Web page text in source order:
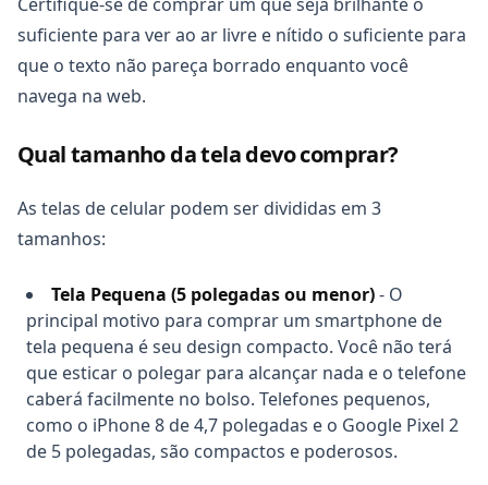
suficiente para ver ao ar livre e nítido o suficiente para
que o texto não pareça borrado enquanto você
navega na web.
Qual tamanho da tela devo comprar?
As telas de celular podem ser divididas em 3
tamanhos:
Tela Pequena (5 polegadas ou menor)- O
principal motivo para comprar um smartphone de
tela pequena é seu design compacto. Você não terá
que esticar o polegar para alcançar nada e o telefone
caberá facilmente no bolso. Telefones pequenos,
como o iPhone 8 de 4,7 polegadas e o Google Pixel 2
de 5 polegadas, são compactos e poderosos.